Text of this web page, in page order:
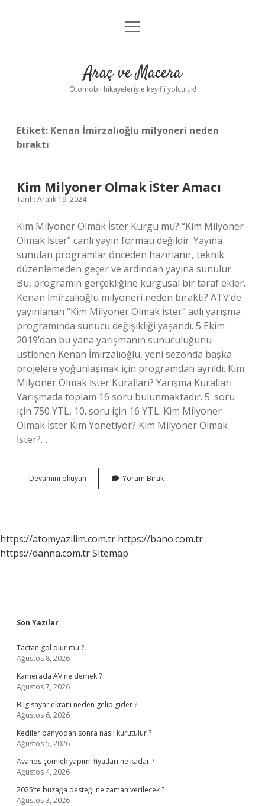
Anasayfa
Yasal Uyarı
menüyü
Araç ve Macera
Otomobil hikayeleriyle keyifli yolculuk!
Etiket: Kenan İmirzalıoğlu milyoneri neden
bıraktı
Kim Milyoner Olmak İSter Amacı
Tarih: Aralık 19, 2024
Kim Milyoner Olmak İster Kurgu mu? “Kim Milyoner
Olmak İster” canlı yayın formatı değildir. Yayına
sunulan programlar önceden hazırlanır, teknik
düzenlemeden geçer ve ardından yayına sunulur.
Bu, programın gerçekliğine kurgusal bir taraf ekler.
Kenan İmirzalıoğlu milyoneri neden bıraktı? ATV’de
yayınlanan “Kim Milyoner Olmak İster” adlı yarışma
programında sunucu değişikliği yaşandı. 5 Ekim
2019’dan bu yana yarışmanın sunuculuğunu
üstlenen Kenan İmirzalıoğlu, yeni sezonda başka
projelere yoğunlaşmak için programdan ayrıldı. Kim
Milyoner Olmak İster Kuralları? Yarışma Kuralları
Yarışmada toplam 16 soru bulunmaktadır. 5. soru
için 750 YTL, 10. soru için 16 YTL. Kim Milyoner
Olmak İster Kim Yonetiyor? Kim Milyoner Olmak
İster?…
Devamını okuyun
Milyoner
Yorum Bırak
https://atomyazilim.com.tr https://bano.com.tr
https://danna.com.trSitemap
Sidebar
Son Yazılar
Tactan gol olur mu ?
Ağustos 8, 2026
Kamerada AV ne demek ?
Ağustos 7, 2026
Bilgisayar ekranı neden gelip gider ?
Ağustos 6, 2026
Kediler banyodan sonra nasıl kurutulur ?
Ağustos 5, 2026
Avanos çömlek yapımı fiyatları ne kadar ?
Ağustos 4, 2026
2025’te buzağa desteği ne zaman verilecek ?
Ağustos 3, 2026